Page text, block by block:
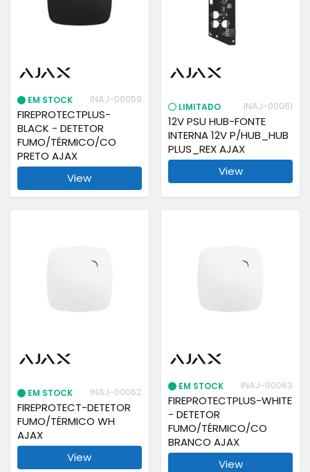
EM STOCK INAJ-00059
FIREPROTECTPLUS-
BLACK - DETETOR
FUMO/TÉRMICO/CO
PRETO AJAX
View
LIMITADO INAJ-00061
12V PSU HUB-FONTE
INTERNA 12V P/HUB_HUB
PLUS_REX AJAX
View
EM STOCK INAJ-00062
FIREPROTECT-DETETOR
FUMO/TÉRMICO WH
AJAX
View
EM STOCK INAJ-00063
FIREPROTECTPLUS-WHITE
- DETETOR
FUMO/TÉRMICO/CO
BRANCO AJAX
View